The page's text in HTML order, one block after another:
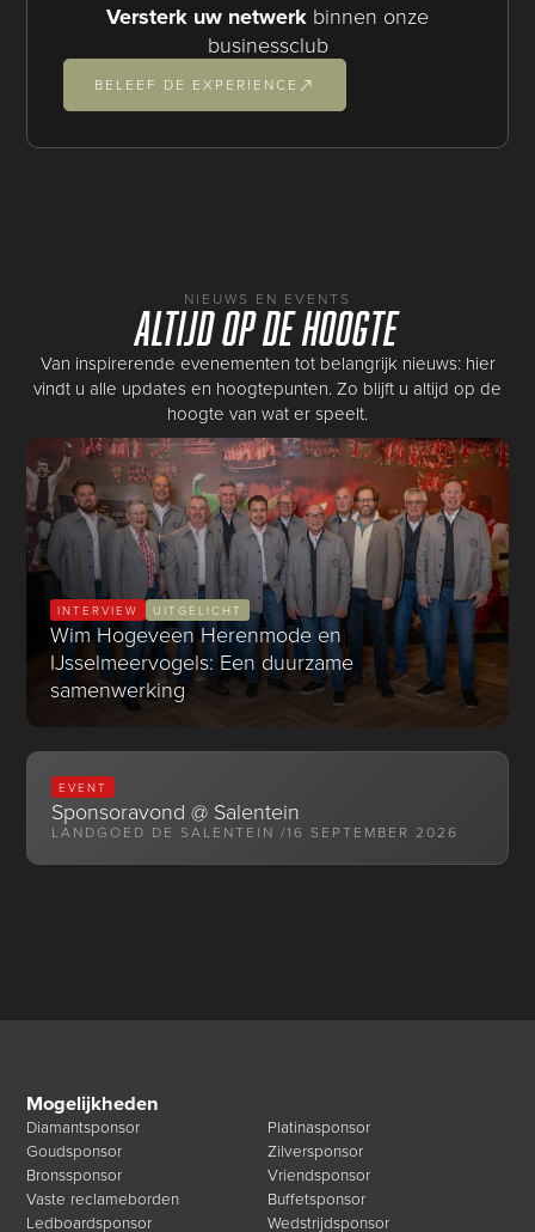
Versterk uw netwerk binnen onze
businessclub
BELEEF DE EXPERIENCE
NIEUWS EN EVENTS
Altijd op de hoogte
Van inspirerende evenementen tot belangrijk nieuws: hier
vindt u alle updates en hoogtepunten. Zo blijft u altijd op de
hoogte van wat er speelt.
INTERVIEW UITGELICHT
Wim Hogeveen Herenmode en
IJsselmeervogels: Een duurzame
samenwerking
EVENT
Sponsoravond @ Salentein
LANDGOED DE SALENTEIN /16 SEPTEMBER 2026
Mogelijkheden
Diamantsponsor
Platinasponsor
Goudsponsor
Zilversponsor
Bronssponsor
Vriendsponsor
Vaste reclameborden
Buffetsponsor
Ledboardsponsor
Wedstrijdsponsor